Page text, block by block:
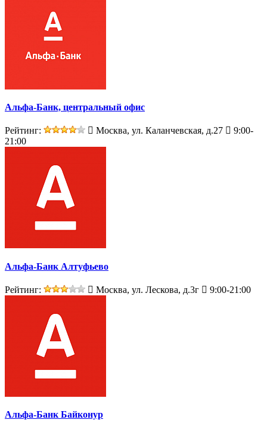
Альфа-Банк, центральный офис
Рейтинг: Москва, ул. Каланчевская, д.27
9:00-
21:00
Альфа-Банк Алтуфьево
Рейтинг: Москва, ул. Лескова, д.3г 9:00-21:00
Альфа-Банк Байконур